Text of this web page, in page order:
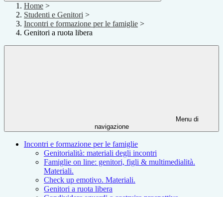
Home >
Studenti e Genitori >
Incontri e formazione per le famiglie >
Genitori a ruota libera
Menu di
navigazione
Incontri e formazione per le famiglie
Genitorialità: materiali degli incontri
Famiglie on line: genitori, figli & multimedialità.
Materiali.
Check up emotivo. Materiali.
Genitori a ruota libera